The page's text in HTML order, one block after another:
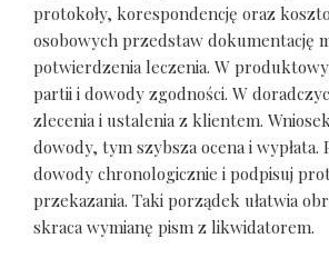
protokoły, korespondencję oraz
osobowych przedstaw dokumentację
potwierdzenia leczenia. W
partii i dowody zgodności. W
zlecenia i ustalenia z klientem.
dowody, tym szybsza ocena i wypłata.
dowody chronologicznie i podpisuj
przekazania. Taki porządek ułatwia
skraca wymianę pism z likwidatorem.